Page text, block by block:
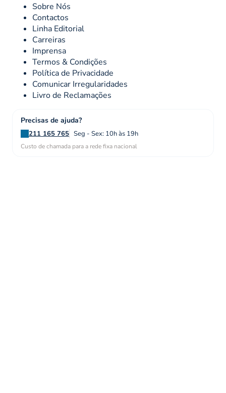
Sobre Nós
Contactos
Linha Editorial
Carreiras
Imprensa
Termos & Condições
Política de Privacidade
Comunicar Irregularidades
Livro de Reclamações
Precisas de ajuda?
211 165 765 Seg - Sex: 10h às 19h
Custo de chamada para a rede fixa nacional